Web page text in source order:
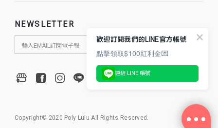
NEWSLETTER
Copyright© 2020 Poly Lulu All Rights Reserved.
歡迎訂閱我們的LINE官方帳號
點擊領取$100紅利金💌
連結 LINE 帳號